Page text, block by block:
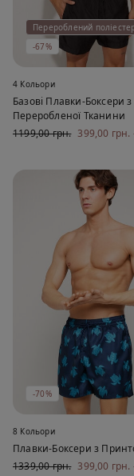
Перероблений
-67%
4 Кольори
Базові Плавки-Боксери з
Переробленої Тканини
1199,00 грн. 399,00 грн.
-70%
8 Кольори
Плавки-Боксери з
1339,00 грн. 399,00 грн.